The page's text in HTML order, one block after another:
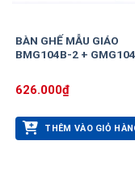
BÀN GHẾ MẪU GIÁO
BMG104B-2 +
626.000₫
THÊM VÀO GIỎ